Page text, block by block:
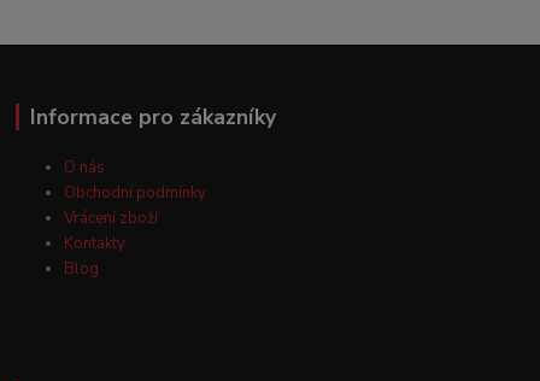
Informace pro zákazníky
O nás
Obchodní podmínky
Vrácení zboží
Kontakty
Blog